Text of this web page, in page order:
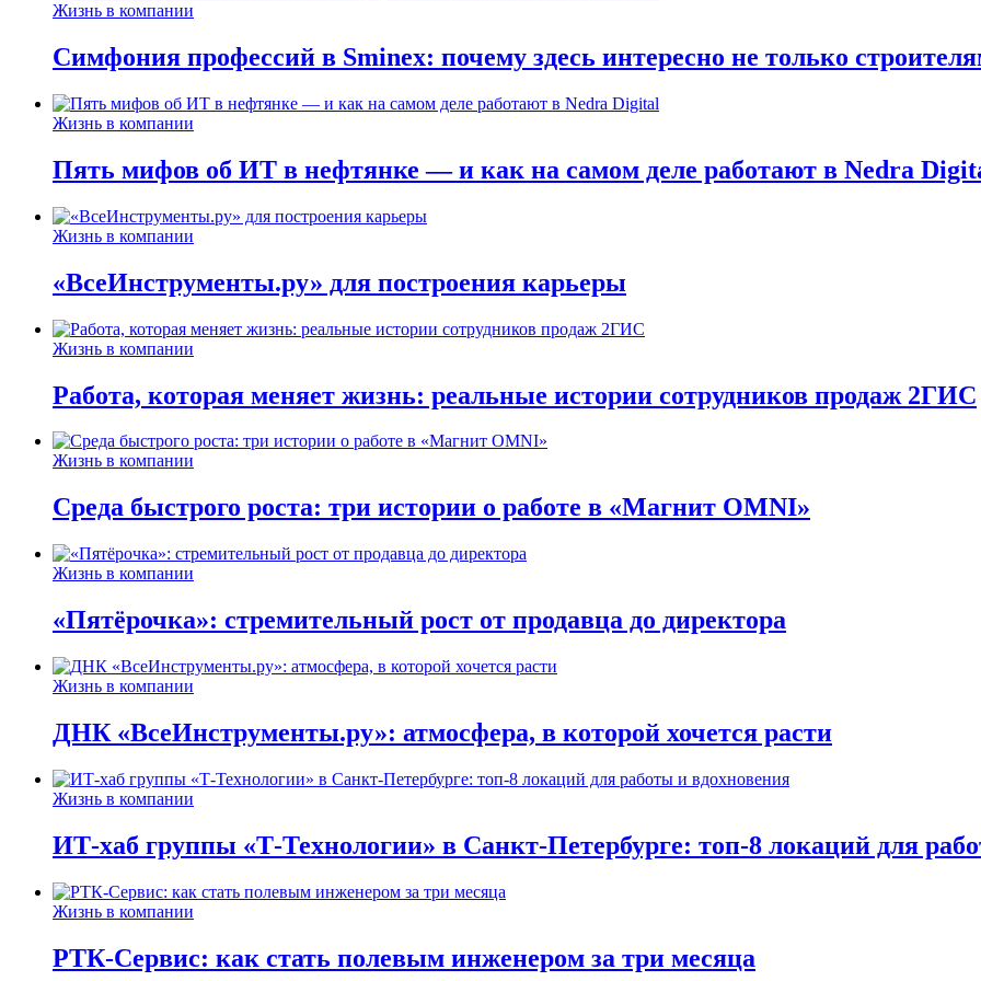
Жизнь в компании
Симфония профессий в Sminex: почему здесь интересно не только
Жизнь в компании
Пять мифов об ИТ в нефтянке — и как на самом деле работают в Nedra
Жизнь в компании
«ВсеИнструменты.ру» для построения карьеры
Жизнь в компании
Работа, которая меняет жизнь: реальные истории сотрудников продаж 2ГИС
Жизнь в компании
Среда быстрого роста: три истории о работе в «Магнит OMNI»
Жизнь в компании
«Пятёрочка»: стремительный рост от продавца до директора
Жизнь в компании
ДНК «ВсеИнструменты.ру»: атмосфера, в которой хочется расти
Жизнь в компании
ИТ-хаб группы «Т-Технологии» в Санкт-Петербурге: топ-8 локаций для
Жизнь в компании
РТК-Сервис: как стать полевым инженером за три месяца